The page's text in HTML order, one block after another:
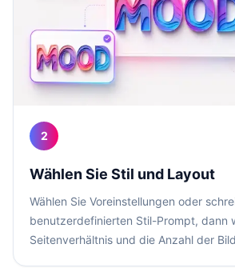
2
Wählen Sie Stil und Layout
Wählen Sie Voreinstellungen oder
benutzerdefinierten Stil-Prompt, dann
Seitenverhältnis und die Anzahl der